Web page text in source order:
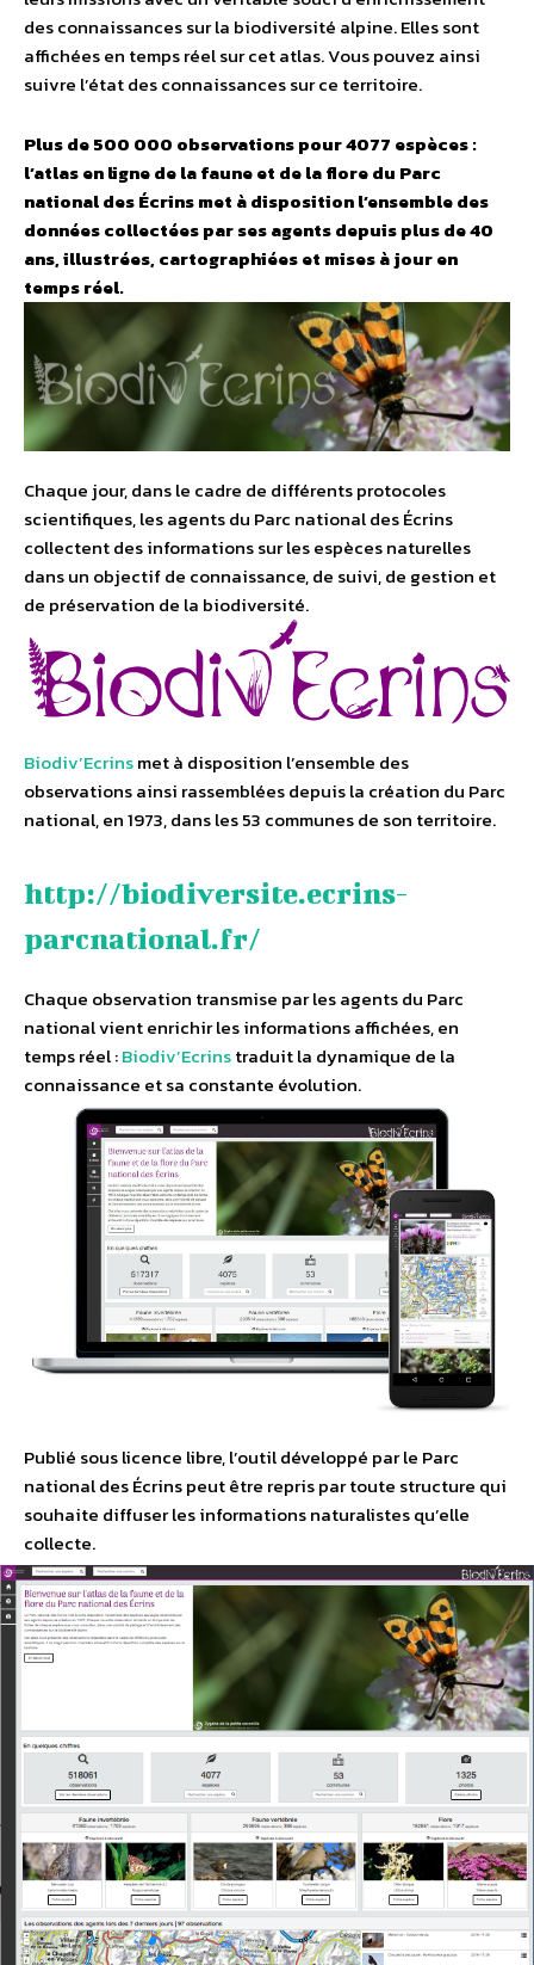
des connaissances sur la biodiversité alpine. Elles sont
affichées en temps réel sur cet atlas. Vous pouvez ainsi
suivre l’état des connaissances sur ce territoire.
Plus de 500 000 observations pour 4077 espèces :
l’atlas en ligne de la faune et de la flore du Parc
national des Écrins met à disposition l’ensemble des
données collectées par ses agents depuis plus de 40
ans, illustrées, cartographiées et mises à jour en
temps réel.
Chaque jour, dans le cadre de différents protocoles
scientifiques, les agents du Parc national des Écrins
collectent des informations sur les espèces naturelles
dans un objectif de connaissance, de suivi, de gestion et
de préservation de la biodiversité.
Biodiv’Ecrinsmet à disposition l’ensemble des
observations ainsi rassemblées depuis la création du Parc
national, en 1973, dans les 53 communes de son territoire.
http://biodiversite.ecrins-
parcnational.fr/
Chaque observation transmise par les agents du Parc
national vient enrichir les informations affichées, en
temps réel :Biodiv’Ecrinstraduit la dynamique de la
connaissance et sa constante évolution.
Publié sous licence libre, l’outil développé par le Parc
national des Écrins peut être repris par toute structure qui
souhaite diffuser les informations naturalistes qu’elle
collecte.